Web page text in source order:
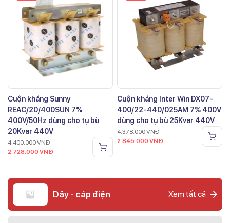
Cuộn kháng Sunny
REAC/20/400SUN 7%
400V/50Hz dùng cho tụ bù
20Kvar 440V
4.400.000VNĐ
2.728.000 VNĐ
Cuộn kháng Inter Win DX07-
400/22-440/025AM 7% 400V
dùng cho tụ bù 25Kvar 440V
4.378.000VNĐ
2.845.000 VNĐ
Dây - cáp điện Xem tất cả